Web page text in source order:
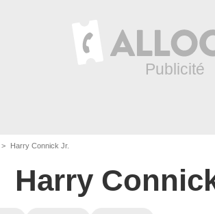
Harry Connick Jr.
Harry